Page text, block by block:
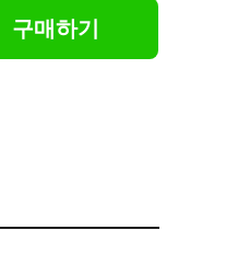
구매하기